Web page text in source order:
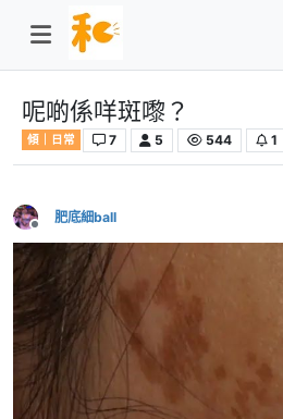
呢啲係咩斑嚟？
傾｜日常 7 5 544 1
離線
肥底細ball